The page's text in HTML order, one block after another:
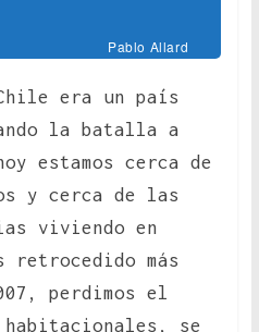
Pablo Allard
Chile era un país
la batalla a
estamos cerca de
y cerca de las
viviendo en
retrocedido más
perdimos el
se